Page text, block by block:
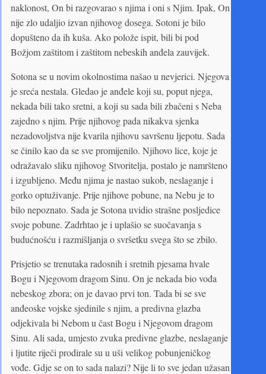
naklonost, On bi razgovarao s njima i oni s Njim. Ipak, On
nije zlo udaljio izvan njihovog dosega. Sotoni je bilo
dopušteno da ih kuša. Ako polože ispit, bili bi pod
Božjom zaštitom i zaštitom nebeskih anđela zauvijek.
Sotona se u novim okolnostima našao u nevjerici. Njegova
je sreća nestala. Gledao je anđele koji su, poput njega,
nekada bili tako sretni, a koji su sada bili zbačeni s Neba
zajedno s njim. Prije njihovog pada nikakva sjenka
nezadovoljstva nije kvarila njihovu savršenu ljepotu. Sada
se činilo kao da se sve promijenilo. Njihovo lice, koje je
odražavalo sliku njihovog Stvoritelja, postalo je namršteno
i izgubljeno. Među njima je nastao sukob, neslaganje i
gorko optuživanje. Prije njihove pobune, na Nebu je to
bilo nepoznato. Sada je Sotona uvidio strašne posljedice
svoje pobune. Zadrhtao je i uplašio se suočavanja s
budućnošću i razmišljanja o svršetku svega što se zbilo.
Prisjetio se trenutaka radosnih i sretnih pjesama hvale
Bogu i Njegovom dragom Sinu. On je nekada bio vođa
nebeskog zbora; on je davao prvi ton. Tada bi se sve
anđeoske vojske sjedinile s njim, a predivna glazba
odjekivala bi Nebom u čast Bogu i Njegovom dragom
Sinu. Ali sada, umjesto zvuka predivne glazbe, neslaganje
i ljutite riječi prodirale su u uši velikog pobunjeničkog
vođe. Gdje se on to sada nalazi? Nije li to sve jedan užasan